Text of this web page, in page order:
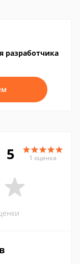
разработчика
5 1 оценка